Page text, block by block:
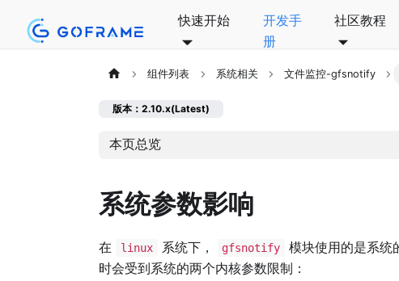
快速开始
开发手
册
社区教程
组件列表 系统相关 文件监控-gfsnotify
版本：2.10.x(Latest)
本页总览
系统参数影响
在 linux 系统下， gfsnotify 模块使用的是系统
时会受到系统的两个内核参数限制：